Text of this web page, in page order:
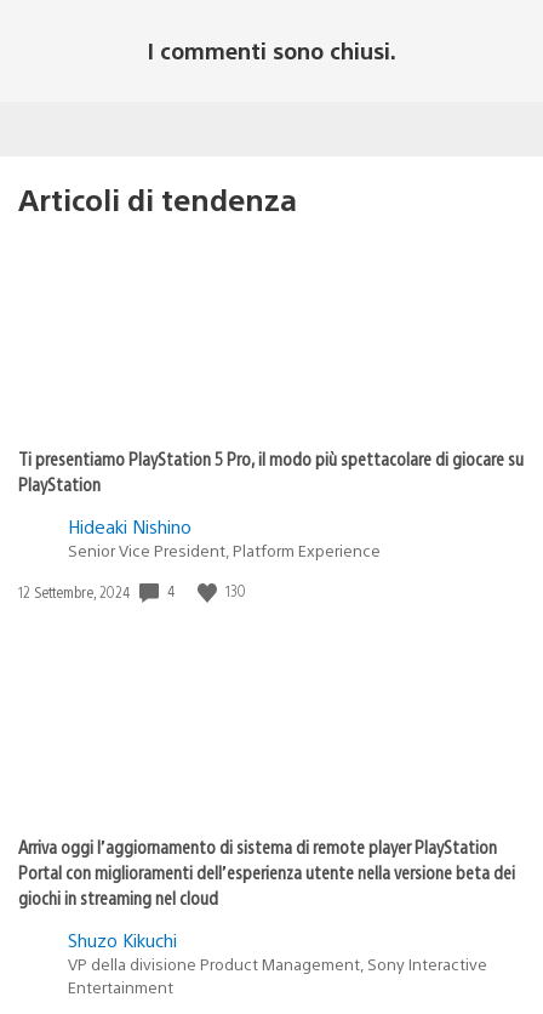
I commenti sono chiusi.
Articoli di tendenza
Ti presentiamo PlayStation 5 Pro, il modo più spettacolare di giocare su
PlayStation
Hideaki Nishino
Senior Vice President, Platform Experience
Data
12 Settembre, 2024 4 130
Arriva oggi l’aggiornamento di sistema di remote player PlayStation
Portal con miglioramenti dell’esperienza utente nella versione beta dei
giochi in streaming nel cloud
Shuzo Kikuchi
VP della divisione Product Management, Sony Interactive
Entertainment